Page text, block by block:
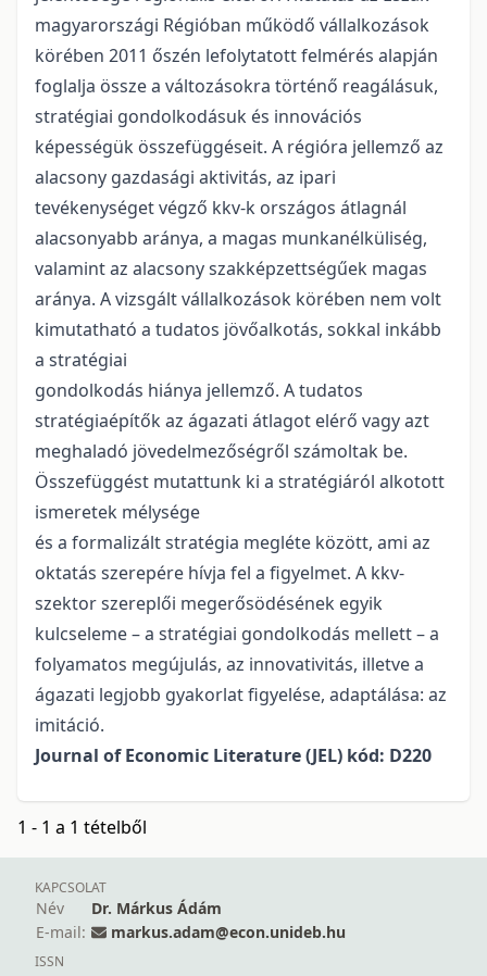
magyarországi Régióban működő vállalkozások
körében 2011 őszén lefolytatott felmérés alapján
foglalja össze a változásokra történő reagálásuk,
stratégiai gondolkodásuk és innovációs
képességük összefüggéseit. A régióra jellemző az
alacsony gazdasági aktivitás, az ipari
tevékenységet végző kkv-k országos átlagnál
alacsonyabb aránya, a magas munkanélküliség,
valamint az alacsony szakképzettségűek magas
aránya. A vizsgált vállalkozások körében nem volt
kimutatható a tudatos jövőalkotás, sokkal inkább
a stratégiai
gondolkodás hiánya jellemző. A tudatos
stratégiaépítők az ágazati átlagot elérő vagy azt
meghaladó jövedelmezőségről számoltak be.
Összefüggést mutattunk ki a stratégiáról alkotott
ismeretek mélysége
és a formalizált stratégia megléte között, ami az
oktatás szerepére hívja fel a figyelmet. A kkv-
szektor szereplői megerősödésének egyik
kulcseleme – a stratégiai gondolkodás mellett – a
folyamatos megújulás, az innovativitás, illetve a
ágazati legjobb gyakorlat figyelése, adaptálása: az
imitáció.
Journal of Economic Literature (JEL) kód: D220
1 - 1 a 1 tételből
KAPCSOLAT
Név
Dr. Márkus Ádám
E-mail:
markus.adam@econ.unideb.hu
ISSN